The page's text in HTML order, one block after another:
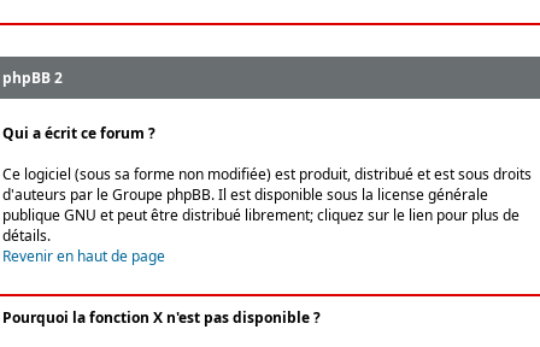
phpBB 2
Qui a écrit ce forum ?
Ce logiciel (sous sa forme non modifiée) est produit, distribué et est sous droits
d'auteurs par leGroupe phpBB. Il est disponible sous la license générale
publique GNU et peut être distribué librement; cliquez sur le lien pour plus de
détails.
Revenir en haut de page
Pourquoi la fonction X n'est pas disponible ?